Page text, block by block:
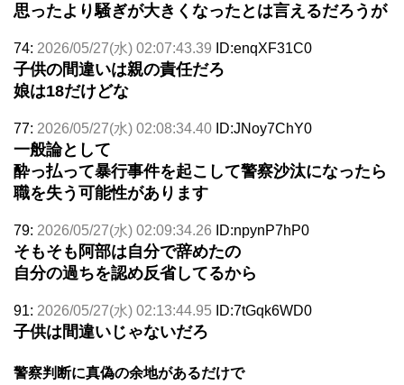
思ったより騒ぎが大きくなったとは言えるだろうが
74: 2026/05/27(水) 02:07:43.39 ID:enqXF31C0
子供の間違いは親の責任だろ
娘は18だけどな
77: 2026/05/27(水) 02:08:34.40 ID:JNoy7ChY0
一般論として
酔っ払って暴行事件を起こして警察沙汰になったら
職を失う可能性があります
79: 2026/05/27(水) 02:09:34.26 ID:npynP7hP0
そもそも阿部は自分で辞めたの
自分の過ちを認め反省してるから
91: 2026/05/27(水) 02:13:44.95 ID:7tGqk6WD0
子供は間違いじゃないだろ
警察判断に真偽の余地があるだけで